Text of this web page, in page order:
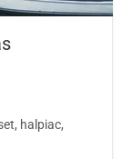
halpiac,